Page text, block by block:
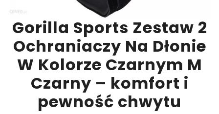
Gorilla Sports Zestaw 2
Ochraniaczy Na Dłonie
W Kolorze Czarnym M
Czarny – komfort i
pewność chwytu